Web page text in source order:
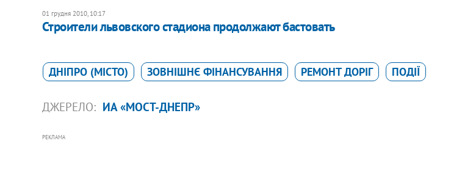
01 грудня 2010, 10:17
Строители львовского стадиона продолжают бастовать
ДНІПРО (МІСТО) ЗОВНІШНЄ ФІНАНСУВАННЯ РЕМОНТ ДОРІГ ПОДІЇ
ДЖЕРЕЛО: ИА «МОСТ-ДНЕПР»
РЕКЛАМА